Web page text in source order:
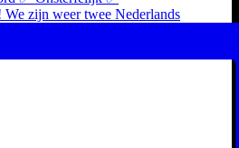
We zijn weer twee Nederlands